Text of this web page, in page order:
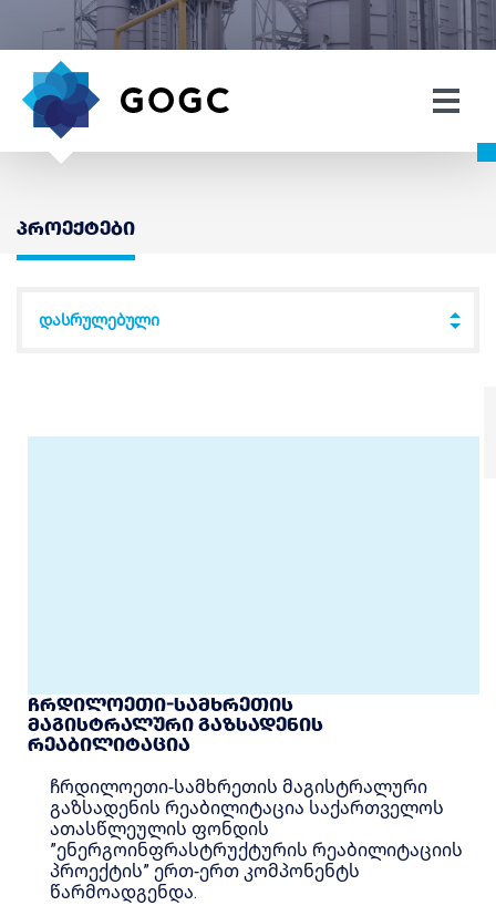
პროექტები
დასრულებული
↓
ჩრდილოეთი-სამხრეთის
მაგისტრალური გაზსადენის
რეაბილიტაცია
ჩრდილოეთი-სამხრეთის მაგისტრალური
გაზსადენის რეაბილიტაცია საქართველოს
ათასწლეულის ფონდის
”ენერგოინფრასტრუქტურის რეაბილიტაციის
პროექტის” ერთ-ერთ კომპონენტს
წარმოადგენდა.